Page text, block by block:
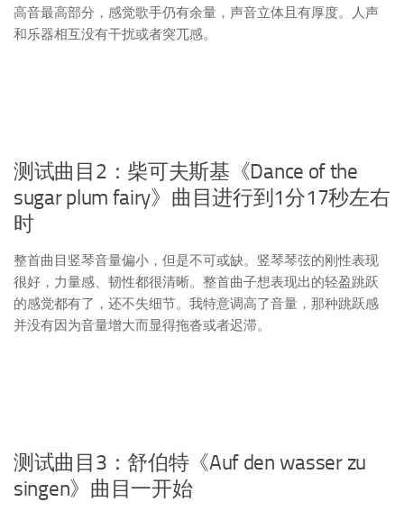
高音最高部分，感觉歌手仍有余量，声音立体且有厚度。人声
和乐器相互没有干扰或者突兀感。
测试曲目2：柴可夫斯基《Dance of the
sugar plum fairy》曲目进行到1分17秒左右
时
整首曲目竖琴音量偏小，但是不可或缺。竖琴琴弦的刚性表现
很好，力量感、韧性都很清晰。整首曲子想表现出的轻盈跳跃
的感觉都有了，还不失细节。我特意调高了音量，那种跳跃感
并没有因为音量增大而显得拖沓或者迟滞。
测试曲目3：舒伯特《Auf den wasser zu
singen》曲目一开始